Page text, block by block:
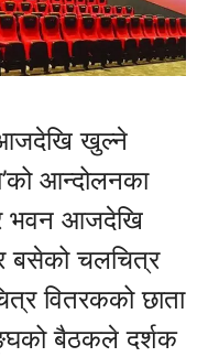
खुल्ने
आन्दोलनका
भवन आजदेखि
बसेको चलचित्र
वितरकको छाता
बैठकले दर्शक